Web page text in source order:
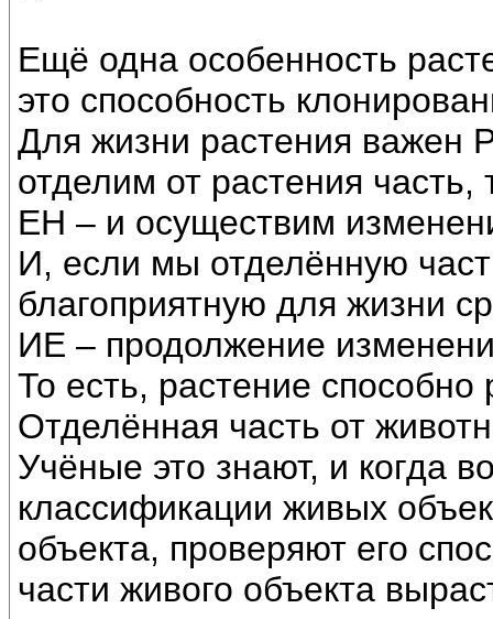
Ещё одна особенность
это способность
Для жизни растения важен
отделим от растения часть,
ЕН – и осуществим
И, если мы отделённую
благоприятную для жизни
ИЕ – продолжение
То есть, растение
Отделённая часть от
Учёные это знают, и когда
классификации живых
объекта, проверяют его
части живого объекта